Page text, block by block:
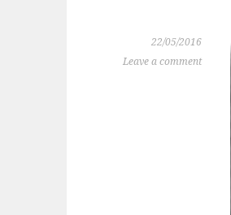
22/05/2016
Leave a comment